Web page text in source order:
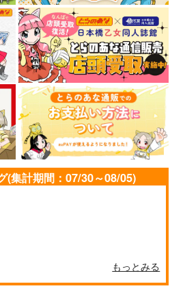
(集計期間：07/30～08/05)
もっとみる